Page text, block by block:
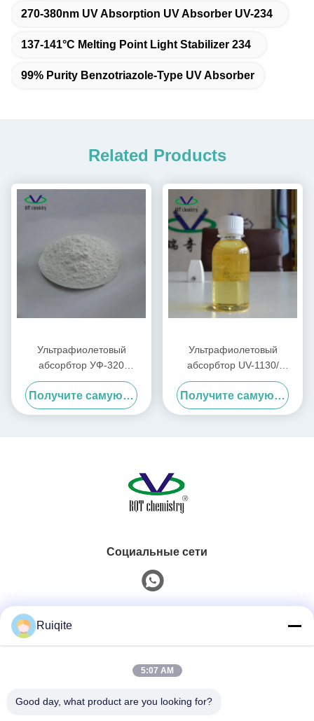
270-380nm UV Absorption UV Absorber UV-234
137-141°C Melting Point Light Stabilizer 234
99% Purity Benzotriazole-Type UV Absorber
Related Products
Ультрафиолетовый
абсорбтор УФ-320
Светостойкость 320 для ПК/
ненасыщенных смол/ПВХ
Получите самую лучшую цену
Ультрафиолетовый
абсорбтор UV-1130/
Стоильник света 1130
CAS:104810-48-2 для
чернил/краски/покрытия/
Получите самую лучшую цену
Социальные сети
0086-18217621160
Ruiqite
5:07 AM
Good day, what product are you looking for?